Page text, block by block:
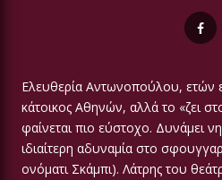
Ελευθερία Αντωνοπούλου, ετών
κάτοικος Αθηνών, αλλά το «ζει
φαίνεται πιο εύστοχο. Δυνάμει
ιδιαίτερη αδυναμία στο
ονόματι Σκάμπι). Λάτρης του